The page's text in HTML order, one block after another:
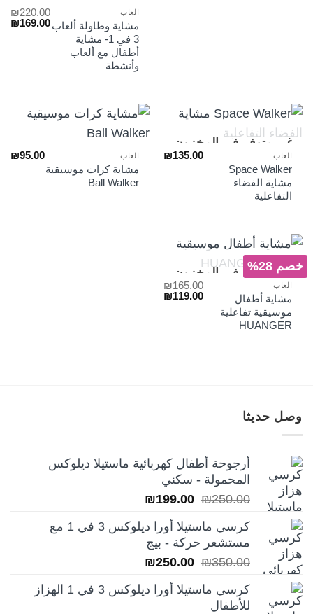
العاب
مشاية وطاولة ألعاب
3 في 1- مشاية
أطفال مع ألعاب
وأنشطة
₪220.00
السعر ₪169.00
غير متوفر في المخزون
العاب
Space Walker
مشاية الفضاء
التفاعلية
₪135.00 العاب
مشاية كرات موسيقية
Ball Walker
₪95.00
خصم 28%
غير متوفر في المخزون
العاب
مشاية أطفال
موسيقية تفاعلية
HUANGER
₪165.00
السعر ₪119.00
وصل حديثا
أرجوحة أطفال كهربائية ماستيلا ديلوكس
المحمولة - سكني
₪250.00
السعر
هو:
₪250.00.
₪199.00
هو:
كرسي ماستيلا أورا ديلوكس 3 في 1 مع
مستشعر حركة - بيج
₪350.00
السعر
هو:
₪250.00
هو:
كرسي ماستيلا أورا ديلوكس 3 في 1 الهزاز
للأطفال